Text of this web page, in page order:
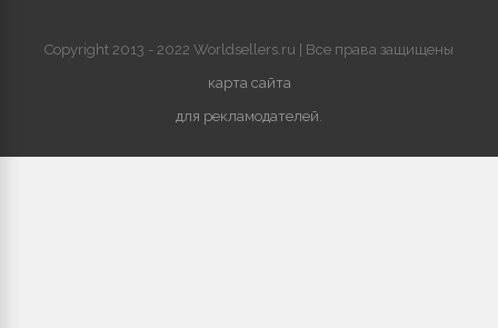
Copyright 2013 - 2022 Worldsellers.ru | Все права защищены
карта сайта
для рекламодателей